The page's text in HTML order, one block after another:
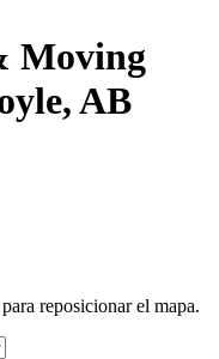
Moving
AB
reposicionar el mapa.